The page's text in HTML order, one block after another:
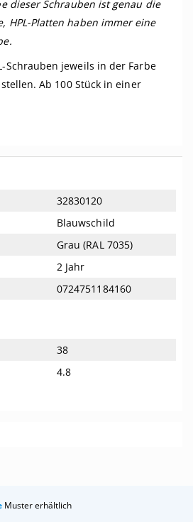
dieser Schrauben ist genau die
HPL-Platten haben immer eine
Schrauben jeweils in der Farbe
Ab 100 Stück in einer
32830120
Blauwschild
Grau (RAL 7035)
2 Jahr
0724751184160
38
4.8
Muster erhältlich